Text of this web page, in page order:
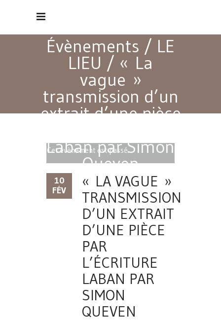
Évènements / LE
LIEU / « La
vague »
transmission d’un
extrait d’une pièce
Laban par Simon
Queven
Cet évènement est passé.
10
FÉV
« LA VAGUE »
TRANSMISSION
D’UN EXTRAIT
D’UNE PIÈCE
PAR
L’ÉCRITURE
LABAN PAR
SIMON
QUEVEN